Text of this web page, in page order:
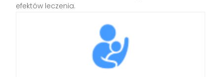
efektów leczenia.